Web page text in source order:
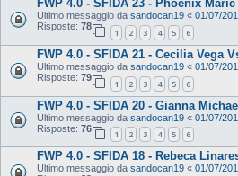
FWP 4.0 - SFIDA 23 - Phoenix
Ultimo messaggio da sandocan19 « 01/07/
Risposte: 78
1 2 3 4 5 6
FWP 4.0 - SFIDA 21 - Cecilia Vega
Ultimo messaggio da sandocan19 « 01/07/
Risposte: 79
1 2 3 4 5 6
FWP 4.0 - SFIDA 20 - Gianna
Ultimo messaggio da sandocan19 « 01/07/
Risposte: 76
1 2 3 4 5 6
FWP 4.0 - SFIDA 18 - Rebeca
Ultimo messaggio da sandocan19 « 01/07/